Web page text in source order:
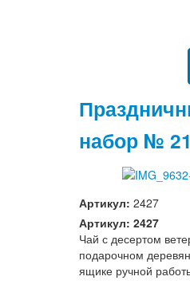
набор № 21
Артикул: 2427
Артикул: 2427
Чай с десертом
подарочном
ящике ручной